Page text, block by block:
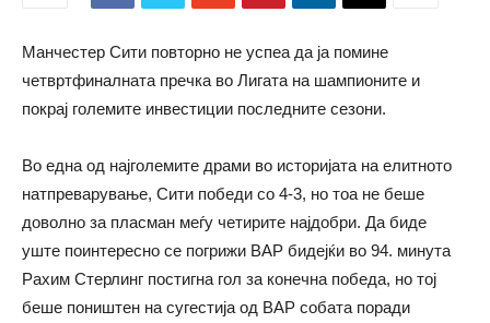
Манчестер Сити повторно не успеа да ја помине
четвртфиналната пречка во Лигата на шампионите и
покрај големите инвестиции последните сезони.
Во една од најголемите драми во историјата на елитното
натпреварување, Сити победи со 4-3, но тоа не беше
доволно за пласман меѓу четирите најдобри. Да биде
уште поинтересно се погрижи ВАР бидејќи во 94. минута
Рахим Стерлинг постигна гол за конечна победа, но тој
беше поништен на сугестија од ВАР собата поради